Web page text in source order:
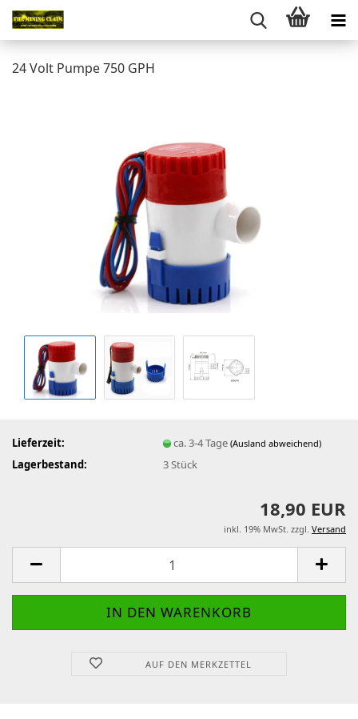
24 Volt Pumpe 750 GPH
Lieferzeit: ca. 3-4 Tage(Ausland abweichend)
Lagerbestand: 3 Stück
18,90 EUR
inkl. 19% MwSt. zzgl. Versand
AUF DEN MERKZETTEL